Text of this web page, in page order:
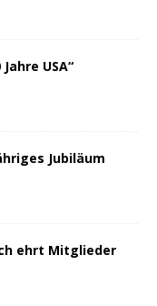
USA“
Jubiläum
ehrt Mitglieder